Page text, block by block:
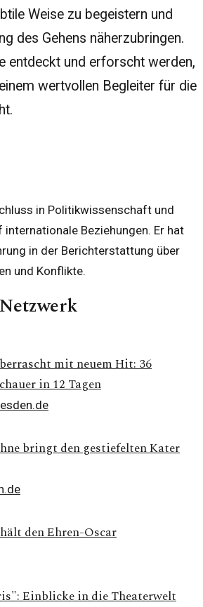
Weise zu begeistern und
des Gehens näherzubringen.
entdeckt und erforscht werden,
wertvollen Begleiter für die
in Politikwissenschaft und
Beziehungen. Er hat
in der Berichterstattung über
und Konflikte.
mit neuem Hit: 36
in 12 Tagen
bringt den gestiefelten Kater
den Ehren-Oscar
Einblicke in die Theaterwelt